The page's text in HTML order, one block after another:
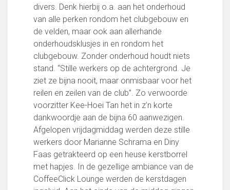
Heren- en jongensvoetbal
Vrouwen 1
Vrouwen- en meidenvoetbal
7 tegen 7 Voetbal (35+)
Zaalvoetbal
Walking Football
Uitslagen
Programma
Onze opleiding
Jeugdopleiding FC Lisse
Profiel Jeugdtrainers
Opleidingsteams
Beleidsplan Jeugd
Keepersopleiding
divers. Denk hierbij o.a. aan het onderhoud
van alle perken rondom het clubgebouw en
de velden, maar ook aan allerhande
onderhoudsklusjes in en rondom het
clubgebouw. Zonder onderhoud houdt niets
stand. “Stille werkers op de achtergrond. Je
ziet ze bijna nooit, maar onmisbaar voor het
reilen en zeilen van de club”. Zo verwoorde
voorzitter Kee-Hoei Tan het in z’n korte
dankwoordje aan de bijna 60 aanwezigen.
Afgelopen vrijdagmiddag werden deze stille
werkers door Marianne Schrama en Diny
Faas getrakteerd op een heuse kerstborrel
met hapjes. In de gezellige ambiance van de
CoffeeClick Lounge werden de kerstdagen